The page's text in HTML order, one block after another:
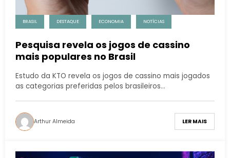
BRASIL DESTAQUE ECONOMIA NOTÍCIAS
Pesquisa revela os jogos de cassino
mais populares no Brasil
Estudo da KTO revela os jogos de cassino mais jogados
as categorias preferidas pelos brasileiros…
Arthur Almeida LER MAIS